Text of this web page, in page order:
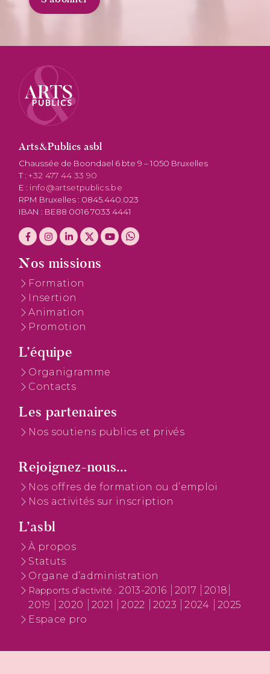
Arts&Publics asbl
Chaussée de Boondael 6 bte 9 – 1050 Bruxelles
T :+32 477 44 33 90
E : info@artsetpublics.be
RPM Bruxelles : 0845.440.023
IBAN : BE88 0016 7033 4441
Nos missions
Formation
Insertion
Animation
Promotion
L’équipe
Organigramme
Contacts
Les partenaires
Nos soutiens publics et privés
Rejoignez-nous...
Nos offres de formation ou d’emploi
Nos activités sur inscription
L’asbl
À propos
Statuts
Organe d’administration
Rapports d’activité :2013-2016 2017
2018
2019
2020 2021 2022 2023 2024
2025
Espace pro